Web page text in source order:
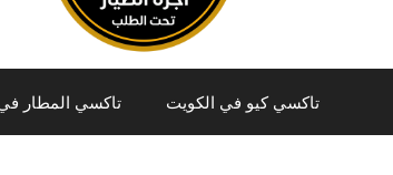
تاكسي كيو في الكويت تاكسي المطار